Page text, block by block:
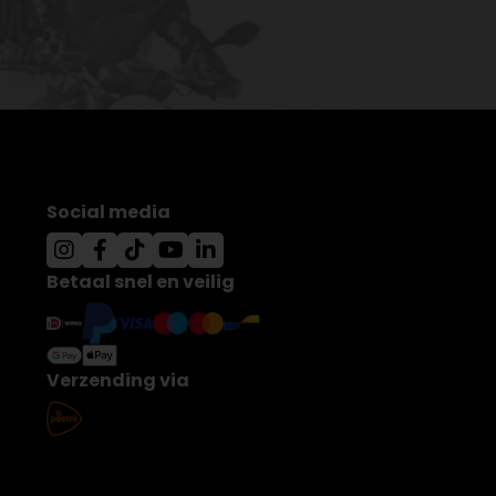
Social media
Betaal snel en veilig
Verzending via